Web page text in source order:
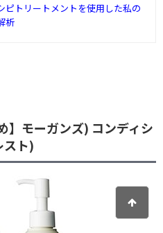
ピトリートメントを使用した私の
析
】モーガンズ) コンディシ
スト)